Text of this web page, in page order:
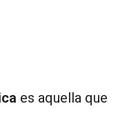
es aquella que